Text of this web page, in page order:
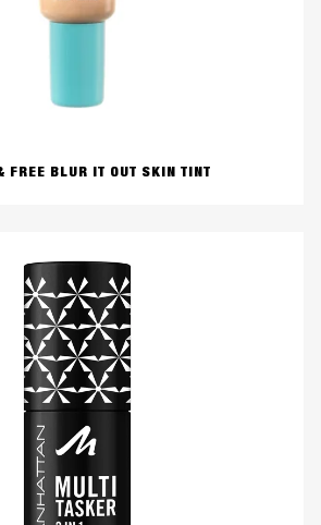
FREE BLUR IT OUT SKIN TINT